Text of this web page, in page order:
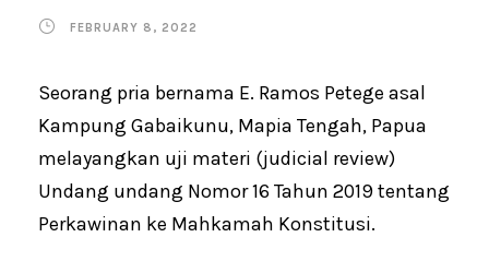
FEBRUARY 8, 2022
Seorang pria bernama E. Ramos Petege asal
Kampung Gabaikunu, Mapia Tengah, Papua
melayangkan uji materi (judicial review)
Undang undang Nomor 16 Tahun 2019 tentang
Perkawinan ke Mahkamah Konstitusi.